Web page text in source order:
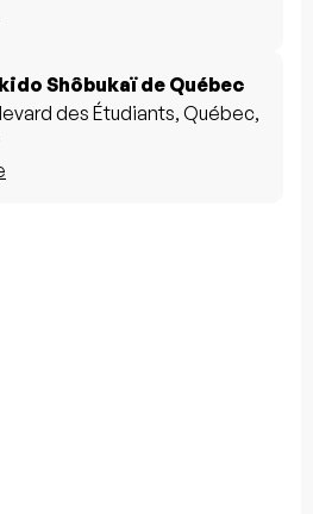
Shôbukaï de Québec
des Étudiants, Québec,